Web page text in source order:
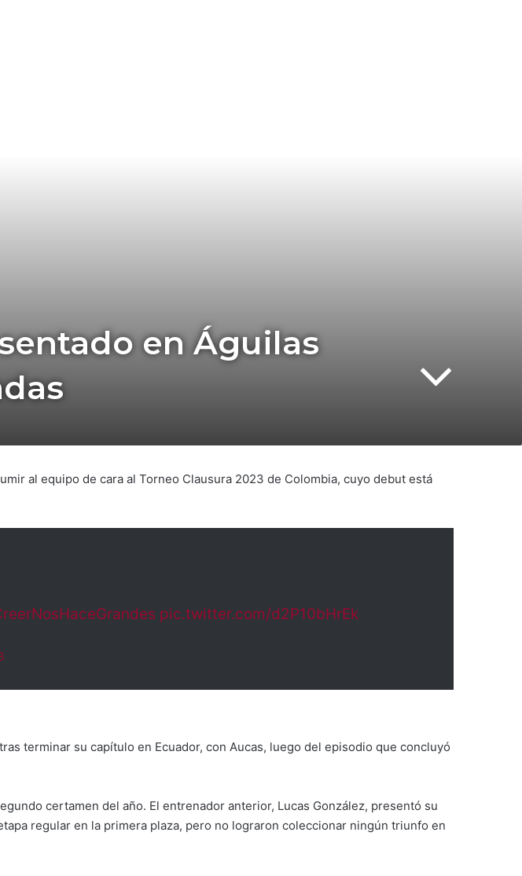
en Águilas
al equipo de cara al Torneo Clausura 2023 de Colombia, cuyo debut está
pic.twitter.com/d2P10bHrEk
terminar su capítulo en Ecuador, con Aucas, luego del episodio que concluyó
certamen del año. El entrenador anterior, Lucas González, presentó su
regular en la primera plaza, pero no lograron coleccionar ningún triunfo en